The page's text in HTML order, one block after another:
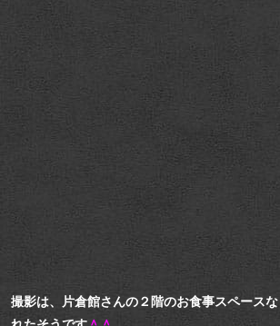
撮影は、片倉館さんの２階のお食事スペース